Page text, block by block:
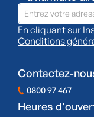
En cliquant sur
Conditions
Contactez-
0800 97 467
Heures